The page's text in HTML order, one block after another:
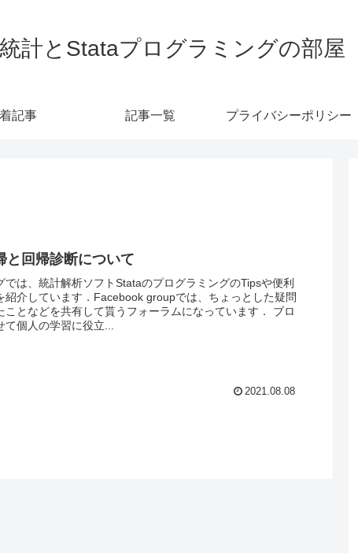
計とStataプログラミングの部屋
記事 記事一覧 プライバシーポリシー
と回帰診断について
では、統計解析ソフトStataのプログラミングのTipsや便利
紹介しています．Facebook groupでは、ちょっとした疑問
ことなどを共有して貰うフォーラムになっています． ブロ
て個人の学習に役立...
2021.08.08